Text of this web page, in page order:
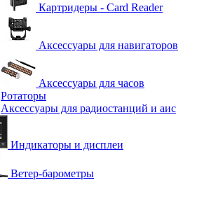
Картридеры - Card Reader
Аксессуары для навигаторов
Аксессуары для часов
Ротаторы
Аксессуары для радиостанций и аис
Индикаторы и дисплеи
Ветер-барометры